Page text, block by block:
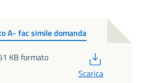
A- fac simile domanda
KB formato
Scarica